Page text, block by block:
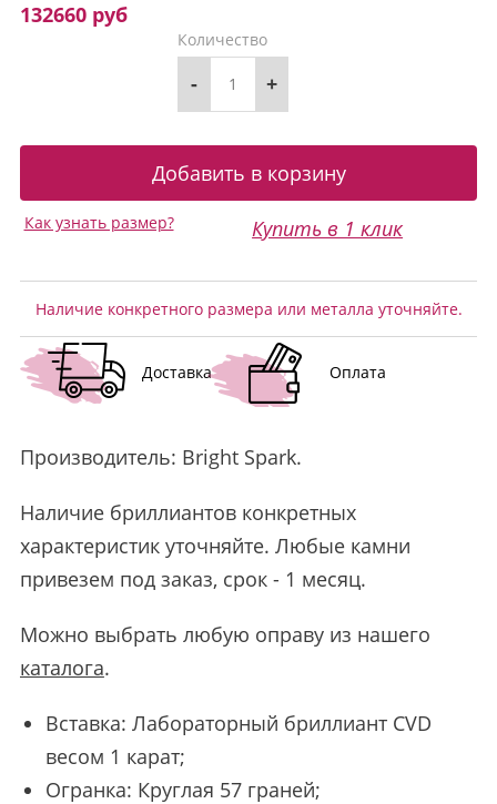
132660 руб
Количество
- +
Купить в 1 клик
Как узнать размер?
Наличие конкретного размера или металла уточняйте.
Доставка Оплата
Производитель: Bright Spark.
Наличие бриллиантов конкретных
характеристик уточняйте. Любые камни
привезем под заказ, срок - 1 месяц.
Можно выбрать любую оправу из нашего
каталога.
Вставка: Лабораторный бриллиант CVD
весом 1 карат;
Огранка: Круглая 57 граней;